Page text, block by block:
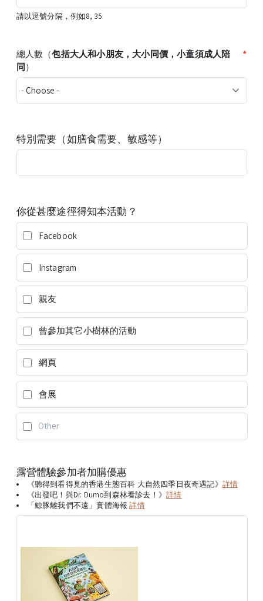
請以逗號分隔，例如8, 35
總人數（包括大人和小朋友，大小同價，小童須成人陪
同 ）
*
特別需要（如膳食需要、敏感等）
你從甚麼途徑得知本活動？
Facebook
Instagram
親友
曾參加其它小樹林的活動
網頁
會展
露營體驗參加者加購優惠
《聽得到看得見的香港生態百科 大自然四季日夜奇遇記》 詳情
《出發吧！與Dr. Dumo到森林看診去！》詳情
「鯨豚離我們不遠」實體海報詳情